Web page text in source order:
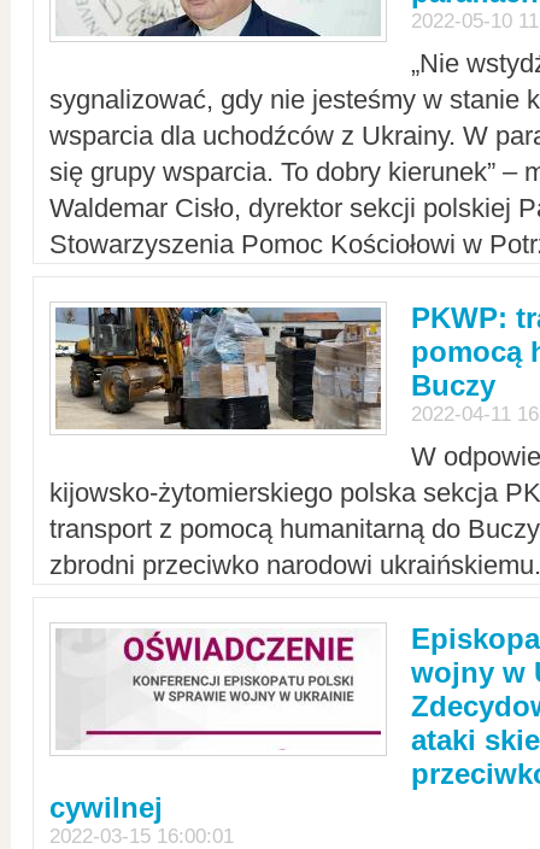
2022-05-10
„Nie
sygnalizować, gdy nie jesteśmy w stanie
wsparcia dla uchodźców z Ukrainy. W
się grupy wsparcia. To dobry kierunek” –
Waldemar Cisło, dyrektor sekcji polskiej
Stowarzyszenia Pomoc Kościołowi w
PKWP:
pomocą
Buczy
2022-04-11
W
kijowsko-żytomierskiego polska sekcja
transport z pomocą humanitarną do
zbrodni przeciwko narodowi
wojny w
ataki
cywilnej
2022-03-15 16:00:01